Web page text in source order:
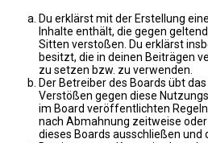
Du erklärst mit der Erstellung
Inhalte enthält, die gegen
Sitten verstoßen. Du erklärst
besitzt, die in deinen Beiträgen
zu setzen bzw. zu verwenden.
Der Betreiber des Boards übt
Verstößen gegen diese
im Board veröffentlichten
nach Abmahnung zeitweise
dieses Boards ausschließen und